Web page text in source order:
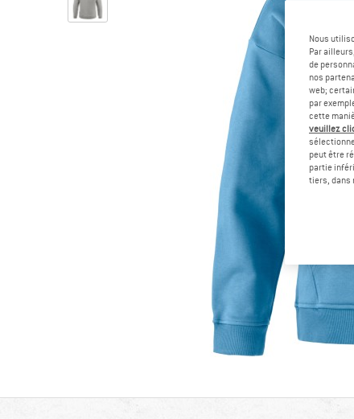
Nous
Par
de
nos
web;
par
cette
veuillez
peut être
partie
tiers, dans